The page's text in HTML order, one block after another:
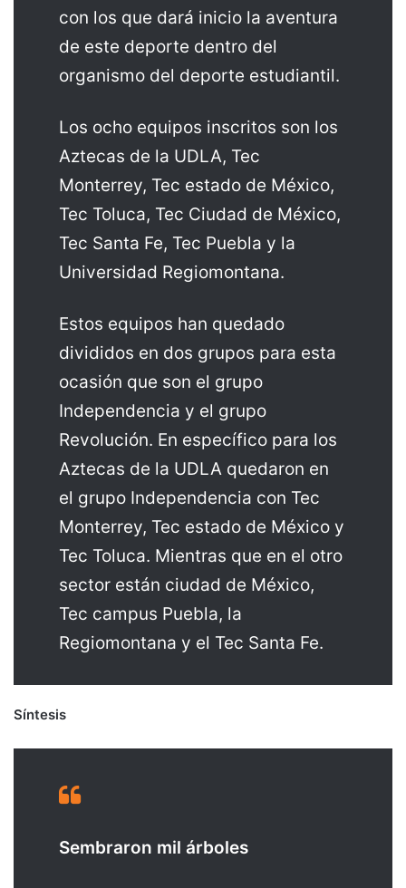
con los que dará inicio la aventura
de este deporte dentro del
organismo del deporte estudiantil.
Los ocho equipos inscritos son los
Aztecas de la UDLA, Tec
Monterrey, Tec estado de México,
Tec Toluca, Tec Ciudad de México,
Tec Santa Fe, Tec Puebla y la
Universidad Regiomontana.
Estos equipos han quedado
divididos en dos grupos para esta
ocasión que son el grupo
Independencia y el grupo
Revolución. En específico para los
Aztecas de la UDLA quedaron en
el grupo Independencia con Tec
Monterrey, Tec estado de México y
Tec Toluca. Mientras que en el otro
sector están ciudad de México,
Tec campus Puebla, la
Regiomontana y el Tec Santa Fe.
Síntesis
Sembraron mil árboles